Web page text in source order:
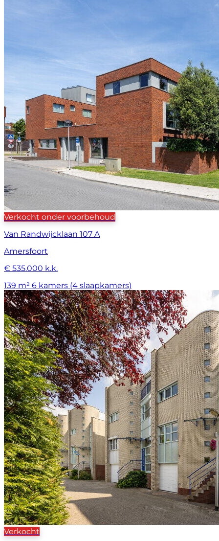
Verkocht onder voorbehoud
Van Randwijcklaan 107 A
Amersfoort
€ 535.000 k.k.
139 m² 6 kamers (4 slaapkamers)
Verkocht